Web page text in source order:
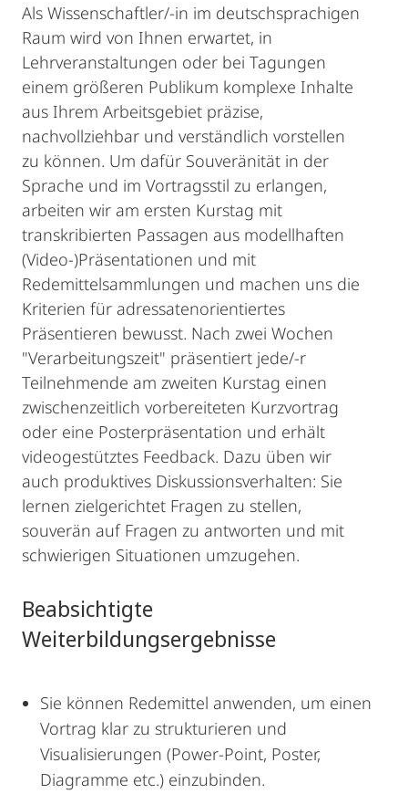
Als Wissenschaftler/-in im deutschsprachigen
Raum wird von Ihnen erwartet, in
Lehrveranstaltungen oder bei Tagungen
einem größeren Publikum komplexe Inhalte
aus Ihrem Arbeitsgebiet präzise,
nachvollziehbar und verständlich vorstellen
zu können. Um dafür Souveränität in der
Sprache und im Vortragsstil zu erlangen,
arbeiten wir am ersten Kurstag mit
transkribierten Passagen aus modellhaften
(Video-)Präsentationen und mit
Redemittelsammlungen und machen uns die
Kriterien für adressatenorientiertes
Präsentieren bewusst. Nach zwei Wochen
"Verarbeitungszeit" präsentiert jede/-r
Teilnehmende am zweiten Kurstag einen
zwischenzeitlich vorbereiteten Kurzvortrag
oder eine Posterpräsentation und erhält
videogestütztes Feedback. Dazu üben wir
auch produktives Diskussionsverhalten: Sie
lernen zielgerichtet Fragen zu stellen,
souverän auf Fragen zu antworten und mit
schwierigen Situationen umzugehen.
Beabsichtigte
Weiterbildungsergebnisse
Sie können Redemittel anwenden, um einen
Vortrag klar zu strukturieren und
Visualisierungen (Power-Point, Poster,
Diagramme etc.) einzubinden.